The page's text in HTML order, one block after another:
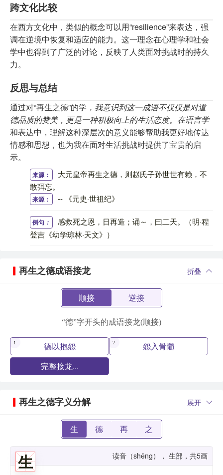
跨文化比较
在西方文化中，类似的概念可以用“resilience”来表达，强
调在逆境中恢复和适应的能力。这一理念在心理学和社会
学中也得到了广泛的讨论，反映了人类面对挑战时的持久
力。
反思与总结
通过对“再生之德”的学 ，我意识到这一成语不仅仅是对道
德品质的赞美，更是一种积极向上的生活态度。在语言学
和表达中，理解这种深层次的意义能够帮助我更好地传达
情感和思想，也为我在面对生活挑战时提供了宝贵的启
示。
来源：
大元皇帝再生之德，则赵氏子孙世世有赖，不
敢弭忘。
来源： -- 《元史·世祖纪》
例句 ：
感救死之恩，日再造；诵～，曰二天。（明·程
登吉《幼学琼林·天文》）
再生之德成语接龙 折叠
顺接 逆接
“德”字开头的成语接龙(顺接)
1 德以抱怨 2
怨入骨髓
完整接龙...
再生之德字义分解 展开
生 德 再 之
生 读音（shēng）， 生部，共5画